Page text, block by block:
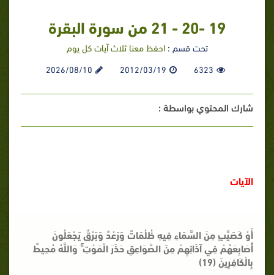
19 -20 - 21 من سورة البقرة
تحت قسم :احفظ معنا ثلاث آيات كل يوم
6323
2012/03/19
2026/08/10
شارك المحتوي بواسطة :
الآيات
أَوْ كَصَيِّبٍ مِنَ السَّمَاءِ فِيهِ ظُلُمَاتٌ وَرَعْدٌ وَبَرْقٌ يَجْعَلُونَ
أَصَابِعَهُمْ فِي آذَانِهِمْ مِنَ الصَّوَاعِقِ حَذَرَ الْمَوْتِ ۚ وَاللَّهُ مُحِيطٌ
بِالْكَافِرِينَ (19)